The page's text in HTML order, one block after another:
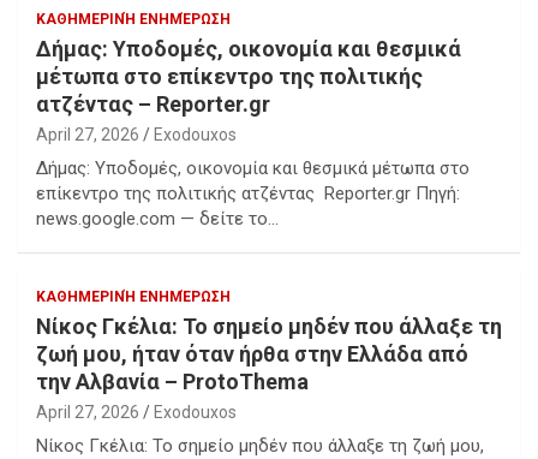
ΚΑΘΗΜΕΡΙΝΉ ΕΝΗΜΈΡΩΣΗ
Δήμας: Υποδομές, οικονομία και θεσμικά
μέτωπα στο επίκεντρο της πολιτικής
ατζέντας – Reporter.gr
April 27, 2026 Exodouxos
Δήμας: Υποδομές, οικονομία και θεσμικά μέτωπα στο
επίκεντρο της πολιτικής ατζέντας Reporter.gr Πηγή:
news.google.com — δείτε το…
ΚΑΘΗΜΕΡΙΝΉ ΕΝΗΜΈΡΩΣΗ
Νίκος Γκέλια: Το σημείο μηδέν που άλλαξε τη
ζωή μου, ήταν όταν ήρθα στην Ελλάδα από
την Αλβανία – ProtoThema
April 27, 2026 Exodouxos
Νίκος Γκέλια: Το σημείο μηδέν που άλλαξε τη ζωή μου,